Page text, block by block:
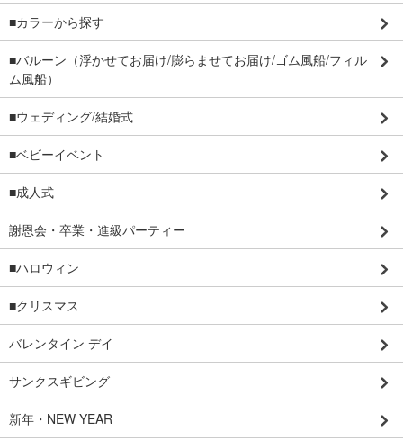
■カラーから探す
■バルーン（浮かせてお届け/膨らませてお届け/ゴム風船/フィル
ム風船）
■ウェディング/結婚式
■ベビーイベント
■成人式
謝恩会・卒業・進級パーティー
■ハロウィン
■クリスマス
バレンタイン デイ
サンクスギビング
新年・NEW YEAR